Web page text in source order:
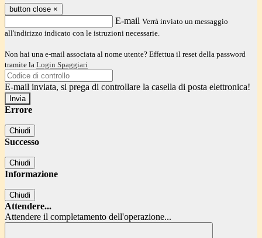
button close ×
E-mail Verrà inviato un messaggio
all'indirizzo indicato con le istruzioni necessarie.
Non hai una e-mail associata al nome utente? Effettua il reset della password
tramite la Login Spaggiari
E-mail inviata, si prega di controllare la casella di posta elettronica!
Errore
Chiudi
Successo
Chiudi
Informazione
Chiudi
Attendere...
Attendere il completamento dell'operazione...